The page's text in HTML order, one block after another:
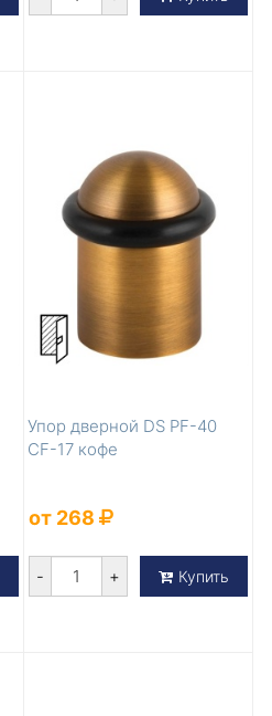
Упор дверной DS PF-40
CF-17 кофе
от 268
- + Купить